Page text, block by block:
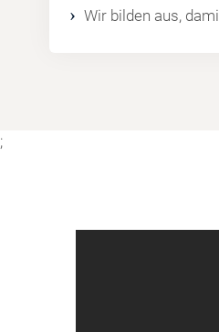
Wir bilden aus,
;